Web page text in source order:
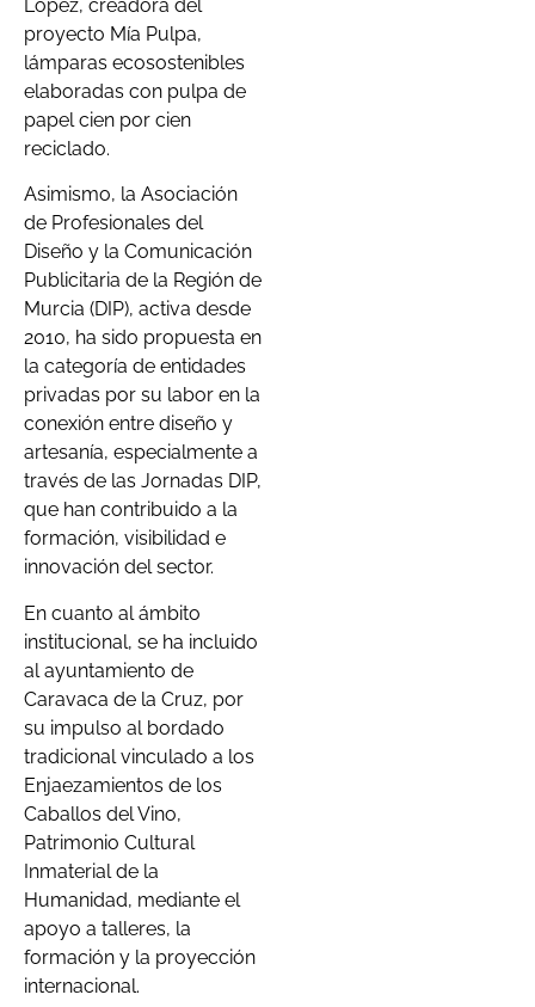
López, creadora del
proyecto Mía Pulpa,
lámparas ecosostenibles
elaboradas con pulpa de
papel cien por cien
reciclado.
Asimismo, la Asociación
de Profesionales del
Diseño y la Comunicación
Publicitaria de la Región de
Murcia (DIP), activa desde
2010, ha sido propuesta en
la categoría de entidades
privadas por su labor en la
conexión entre diseño y
artesanía, especialmente a
través de las Jornadas DIP,
que han contribuido a la
formación, visibilidad e
innovación del sector.
En cuanto al ámbito
institucional, se ha incluido
al ayuntamiento de
Caravaca de la Cruz, por
su impulso al bordado
tradicional vinculado a los
Enjaezamientos de los
Caballos del Vino,
Patrimonio Cultural
Inmaterial de la
Humanidad, mediante el
apoyo a talleres, la
formación y la proyección
internacional.